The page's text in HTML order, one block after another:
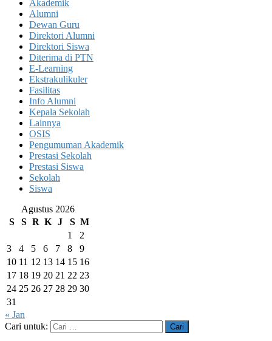
Akademik
Alumni
Dewan Guru
Direktori Alumni
Direktori Siswa
Diterima di PTN
E-Learning
Ekstrakulikuler
Fasilitas
Info Alumni
Kepala Sekolah
Lainnya
OSIS
Pengumuman Akademik
Prestasi Sekolah
Prestasi Siswa
Sekolah
Siswa
Agustus 2026
S
S R K J S M
1
2
3
4 5 6 7 8
9
10 11 12 13 14 15 16
17 18 19 20 21 22 23
24 25 26 27 28 29 30
31
« Jan
Cari untuk: